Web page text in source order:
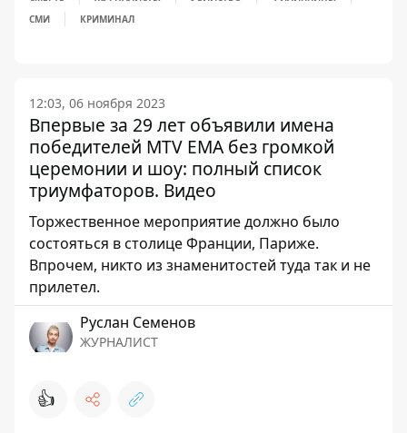
СМИ
КРИМИНАЛ
12:03, 06 ноября 2023
Впервые за 29 лет объявили имена
победителей MTV EMA без громкой
церемонии и шоу: полный список
триумфаторов. Видео
Торжественное мероприятие должно было
состояться в столице Франции, Париже.
Впрочем, никто из знаменитостей туда так и не
прилетел.
Руслан Семенов
ЖУРНАЛИСТ
👍